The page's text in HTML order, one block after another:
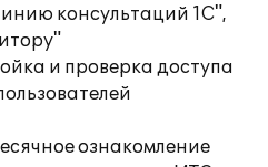
консультаций 1С",
и проверка доступа
ознакомление